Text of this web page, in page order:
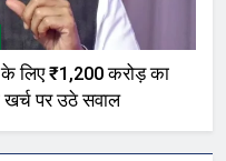
के लिए ₹1,200 करोड़ का
पर उठे सवाल